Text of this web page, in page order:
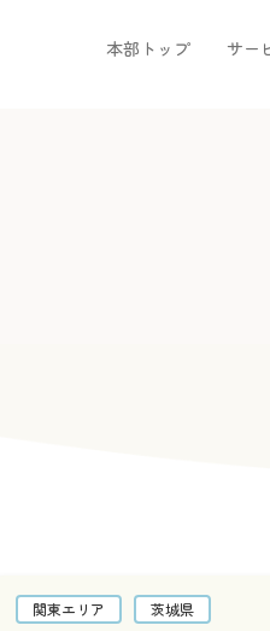
本部トップ サー
関東エリア 茨城県